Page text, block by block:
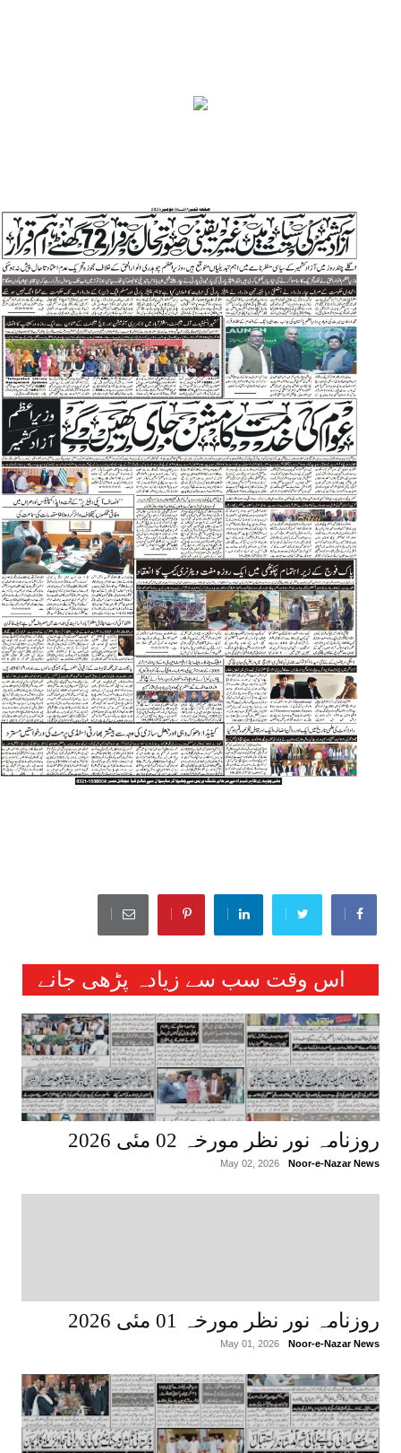
اس وقت سب سے زیادہ پڑھی جانے
والی خبریں :
روزنامہ نور نظر مورخہ 02 مئی 2026
Noor-e-Nazar News
May 02, 2026
روزنامہ نور نظر مورخہ 01 مئی 2026
Noor-e-Nazar News
May 01, 2026